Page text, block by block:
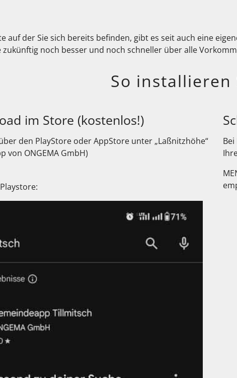
auf der Sie sich bereits befinden, gibt es seit auch eine
zukünftig noch besser und noch schneller über alle
So installieren
im Store (kostenlos!)
den PlayStore oder AppStore unter „Laßnitzhöhe“
von ONGEMA GmbH)